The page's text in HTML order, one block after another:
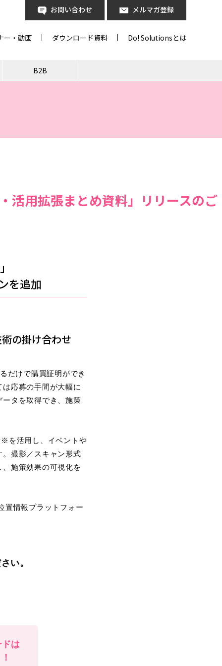
お問い合わせ メルマガ登録
ー・動画 ダウンロード資料 Do! Solutionsとは
B2B
活用拡張まとめ資料」リリースのご
を追加
の掛け合わせ
だけで購買証明ができ
応募の手間が大幅に
タを取得でき、施策
を活用し、イベントや
撮影／スキャン形式
施策効果の可視化を
情報プラットフォー
い。
は